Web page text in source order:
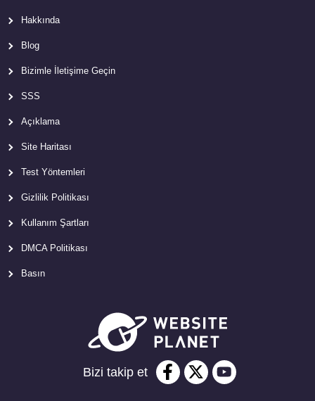
Hakkında
Blog
Bizimle İletişime Geçin
SSS
Açıklama
Site Haritası
Test Yöntemleri
Gizlilik Politikası
Kullanım Şartları
DMCA Politikası
Basın
Bizi takip et